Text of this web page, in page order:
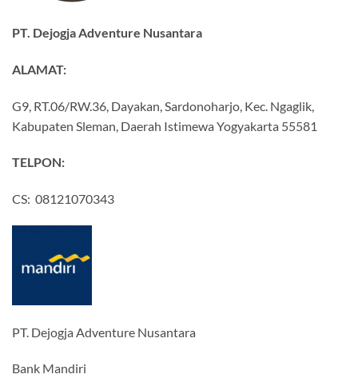
PT. Dejogja Adventure Nusantara
ALAMAT:
G9, RT.06/RW.36, Dayakan, Sardonoharjo, Kec. Ngaglik,
Kabupaten Sleman, Daerah Istimewa Yogyakarta 55581
TELPON:
CS: 08121070343
PT. Dejogja Adventure Nusantara
Bank Mandiri